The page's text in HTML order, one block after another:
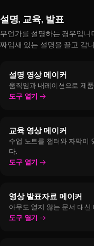
설명, 교육, 발표
무언가를 설명하는 경우입
짜임새 있는 설명을 끌고 갑
설명 영상 메이커
움직임과 내레이션으로 제
도구 열기
교육 영상 메이커
수업 노트를 챕터와 자막이
다.
도구 열기
영상 발표자료 메이커
아무도 열지 않는 문서 대
도구 열기